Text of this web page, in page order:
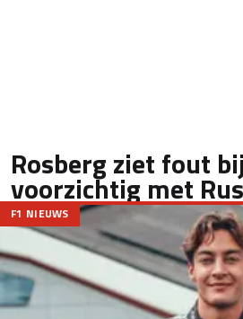
Rosberg ziet fout
voorzichtig met
F1 NIEUWS